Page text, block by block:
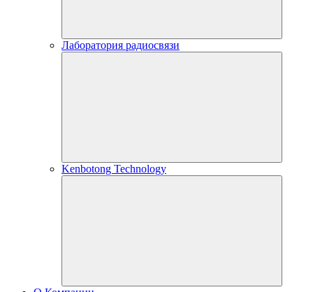
Лаборатория радиосвязи
Kenbotong Technology